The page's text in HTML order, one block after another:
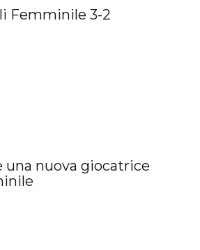
Femminile 3-2
una nuova giocatrice